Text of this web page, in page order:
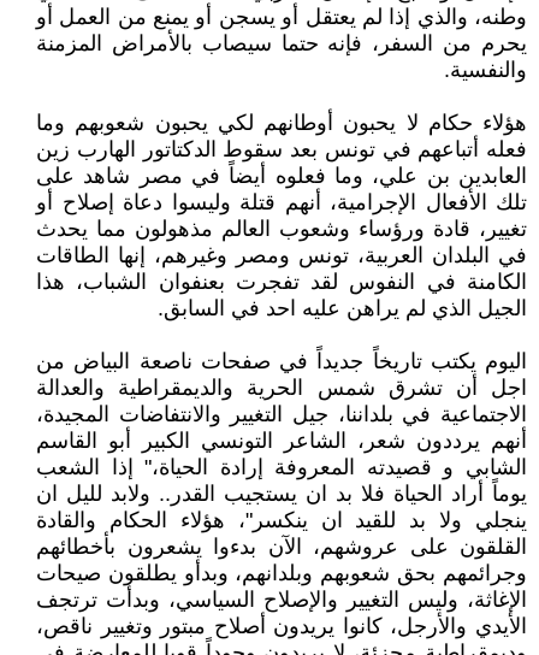
وطنه، والذي إذا لم يعتقل أو يسجن أو يمنع من العمل أو
يحرم من السفر، فإنه حتما سيصاب بالأمراض المزمنة
والنفسية.
هؤلاء حكام لا يحبون أوطانهم لكي يحبون شعوبهم وما
فعله أتباعهم في تونس بعد سقوط الدكتاتور الهارب زين
العابدين بن علي، وما فعلوه أيضاً في مصر شاهد على
تلك الأفعال الإجرامية، أنهم قتلة وليسوا دعاة إصلاح أو
تغيير، قادة ورؤساء وشعوب العالم مذهولون مما يحدث
في البلدان العربية، تونس ومصر وغيرهم، إنها الطاقات
الكامنة في النفوس لقد تفجرت بعنفوان الشباب، هذا
الجيل الذي لم يراهن عليه احد في السابق.
اليوم يكتب تاريخاً جديداً في صفحات ناصعة البياض من
اجل أن تشرق شمس الحرية والديمقراطية والعدالة
الاجتماعية في بلداننا، جيل التغيير والانتفاضات المجيدة،
أنهم يرددون شعر، الشاعر التونسي الكبير أبو القاسم
الشابي و قصيدته المعروفة إرادة الحياة،" إذا الشعب
يوماً أراد الحياة فلا بد ان يستجيب القدر.. ولابد لليل ان
ينجلي ولا بد للقيد ان ينكسر"، هؤلاء الحكام والقادة
القلقون على عروشهم، الآن بدءوا يشعرون بأخطائهم
وجرائمهم بحق شعوبهم وبلدانهم، وبدأو يطلقون صيحات
الإغاثة، وليس التغيير والإصلاح السياسي، وبدأت ترتجف
الأيدي والأرجل، كانوا يريدون أصلاح مبتور وتغيير ناقص،